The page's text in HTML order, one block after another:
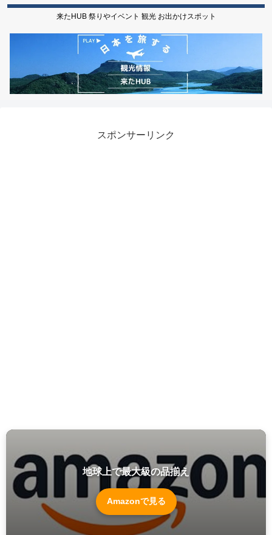
来たHUB 祭りやイベント 観光 お出かけスポット
スポンサーリンク
地球上で最大級の品揃え
Amazonで見る